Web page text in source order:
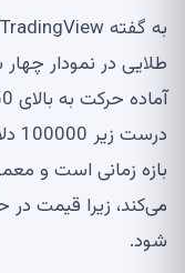
بازه زمانی است و
می‌کند، زیرا قیمت
شود.